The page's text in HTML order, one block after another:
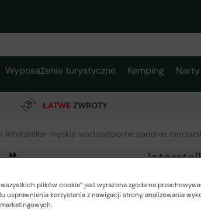
Wyposażenie turystyczne Kemping Narty
ŁATWE ZWROTY
Interstellar męskie wodoodporne spodnie
Mountain
plików cookie” jest wyrażona zgoda na
usprawnienia korzystania z nawigacji strony, analizowania